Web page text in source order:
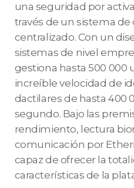
una seguridad por
través de un sistema
centralizado. Con un
sistemas de nivel
gestiona hasta 500 000
increíble velocidad de
dactilares de hasta 400
segundo. Bajo las
rendimiento, lectura
comunicación por
capaz de ofrecer la
características de la